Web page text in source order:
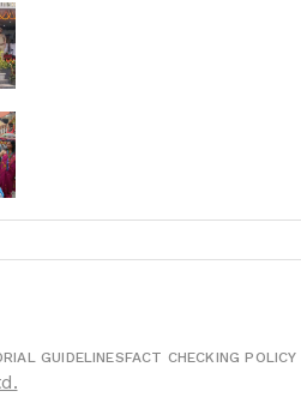
GUIDELINESFACT CHECKING POLICY